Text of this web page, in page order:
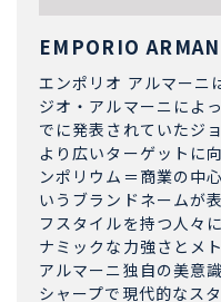
EMPORIO
エンポリオ アルマーニ
ジオ・アルマーニによ
でに発表されていたジ
より広いターゲットに
ンポリウム＝商業の中
いうブランドネームが
フスタイルを持つ人々
ナミックな力強さとメ
アルマーニ独自の美意
シャープで現代的なス